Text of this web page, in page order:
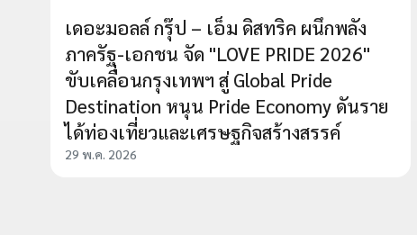
เดอะมอลล์ กรุ๊ป – เอ็ม ดิสทริค ผนึกพลัง
ภาครัฐ-เอกชน จัด "LOVE PRIDE 2026"
ขับเคลื่อนกรุงเทพฯ สู่ Global Pride
Destination หนุน Pride Economy ดันราย
ได้ท่องเที่ยวและเศรษฐกิจสร้างสรรค์
29 พ.ค. 2026